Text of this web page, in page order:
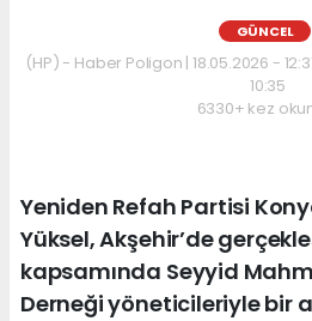
GÜNCEL
(HP) - Haber Poligon | 18.05.2026 -
10:35
6330+ kez
Yeniden Refah Partisi
Yüksel, Akşehir’de
kapsamında Seyyid
Derneği yöneticileriyle bir